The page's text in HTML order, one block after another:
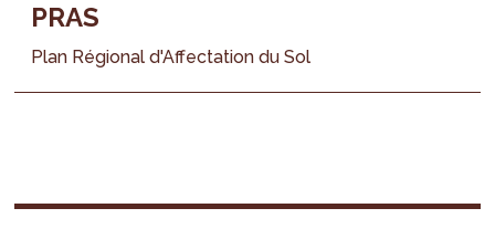
PRAS
Plan Régional d'Affectation du Sol